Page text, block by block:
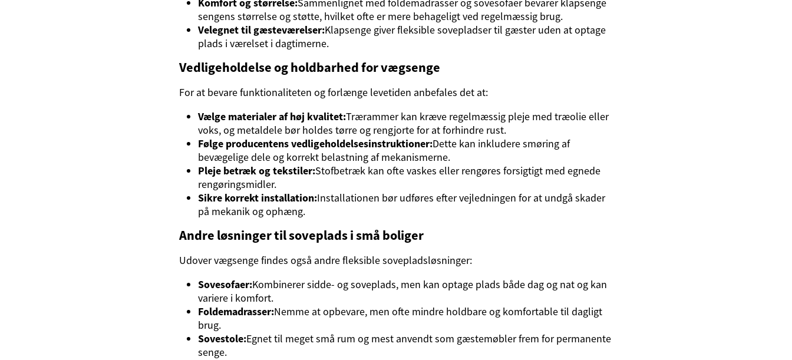
Komfort og størrelse:Sammenlignet med foldemadrasser og sovesofaer bevarer klapsenge
sengens størrelse og støtte, hvilket ofte er mere behageligt ved regelmæssig brug.
Velegnet til gæsteværelser:Klapsenge giver fleksible sovepladser til gæster uden at optage
plads i værelset i dagtimerne.
Vedligeholdelse og holdbarhed for vægsenge
For at bevare funktionaliteten og forlænge levetiden anbefales det at:
Vælge materialer af høj kvalitet:Trærammer kan kræve regelmæssig pleje med træolie eller
voks, og metaldele bør holdes tørre og rengjorte for at forhindre rust.
Følge producentens vedligeholdelsesinstruktioner:Dette kan inkludere smøring af
bevægelige dele og korrekt belastning af mekanismerne.
Pleje betræk og tekstiler:Stofbetræk kan ofte vaskes eller rengøres forsigtigt med egnede
rengøringsmidler.
Sikre korrekt installation:Installationen bør udføres efter vejledningen for at undgå skader
på mekanik og ophæng.
Andre løsninger til soveplads i små boliger
Udover vægsenge findes også andre fleksible sovepladsløsninger:
Sovesofaer:Kombinerer sidde- og soveplads, men kan optage plads både dag og nat og kan
variere i komfort.
Foldemadrasser:Nemme at opbevare, men ofte mindre holdbare og komfortable til dagligt
brug.
Sovestole:Egnet til meget små rum og mest anvendt som gæstemøbler frem for permanente
senge.